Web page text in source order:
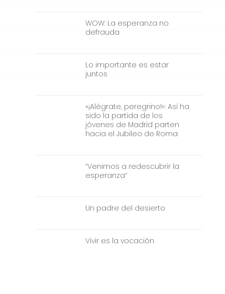
WOW: La esperanza no
defrauda
Lo importante es estar
juntos
«¡Alégrate, peregrino!»: Así ha
sido la partida de los
jóvenes de Madrid parten
hacia el Jubileo de Roma
“Venimos a redescubrir la
esperanza”
Un padre del desierto
Vivir es la vocación